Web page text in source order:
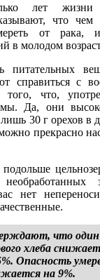
лет
что
от рака,
в молодом
питательных
справиться с
того, что,
Да, они
лишь 30 г орехов в
прекрасно
нет
что
хлеба
Опасность
на 9%.